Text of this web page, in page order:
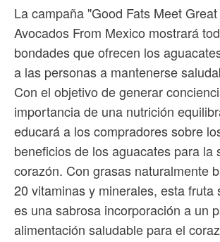
La campaña "Good Fats Meet
Avocados From Mexico mostrará
bondades que ofrecen los
a las personas a mantenerse
Con el objetivo de generar
importancia de una nutrición
educará a los compradores sobre
beneficios de los aguacates para la
corazón. Con grasas naturalmente
20 vitaminas y minerales, esta fruta
es una sabrosa incorporación a un
alimentación saludable para el